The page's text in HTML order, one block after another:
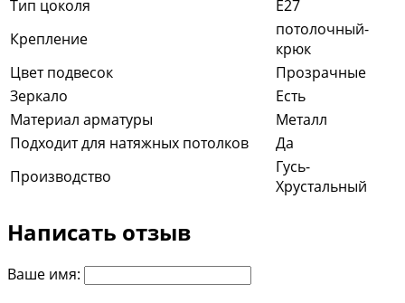
Тип цоколя
E27
Крепление
потолочный-
крюк
Цвет подвесок
Прозрачные
Зеркало
Есть
Материал арматуры
Металл
Подходит для натяжных потолков
Да
Производство
Гусь-
Хрустальный
Написать отзыв
Ваше имя: